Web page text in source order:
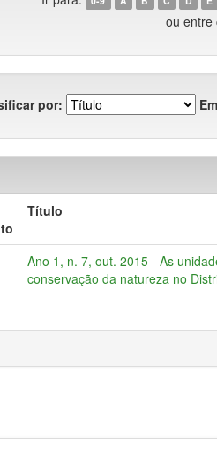
ou entre
por:
Título
Ano 1, n. 7, out. 2015 - As
conservação da natureza no